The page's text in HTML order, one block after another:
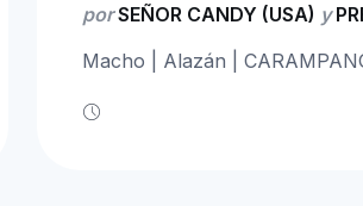
porSEÑOR CANDY (USA) y
Macho | Alazán |